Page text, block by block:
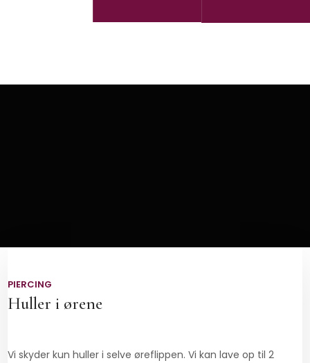
​PIERCING
Huller i ørene
​​Vi skyder kun huller i selve øreflippen. Vi kan lave op til 2